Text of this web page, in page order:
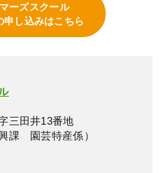
ーズスクール
申し込みはこちら
三田井13番地
課 園芸特産係）